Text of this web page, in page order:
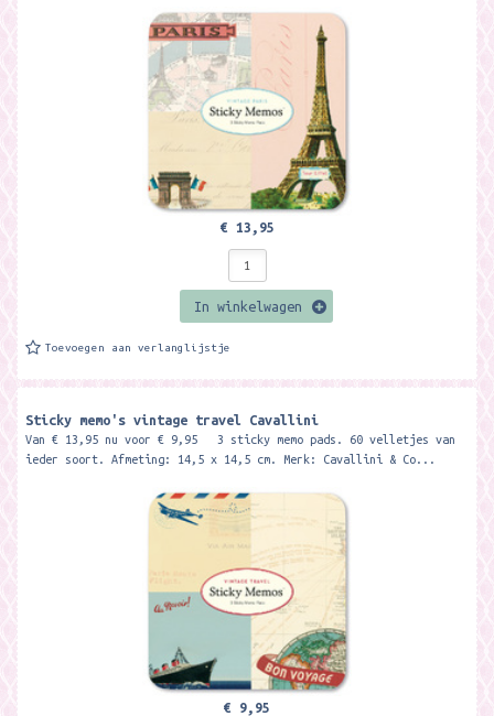
€ 13,95
In winkelwagen
Toevoegen aan verlanglijstje
Sticky memo's vintage travel Cavallini
Van € 13,95 nu voor € 9,95 3 sticky memo pads. 60 velletjes van
ieder soort. Afmeting: 14,5 x 14,5 cm. Merk: Cavallini & Co...
€ 9,95